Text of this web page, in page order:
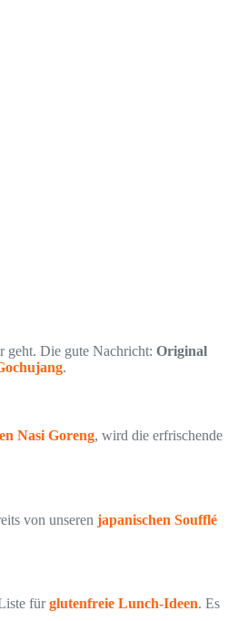
geht. Die gute Nachricht: Original
.
Nasi Goreng, wird die erfrischende
von unseren japanischen Soufflé
fürglutenfreie Lunch-Ideen. Es